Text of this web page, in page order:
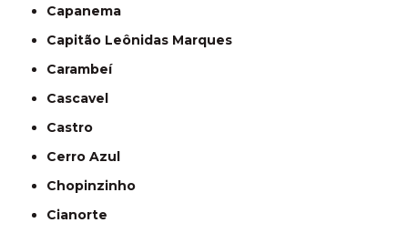
Capanema
Capitão Leônidas Marques
Carambeí
Cascavel
Castro
Cerro Azul
Chopinzinho
Cianorte